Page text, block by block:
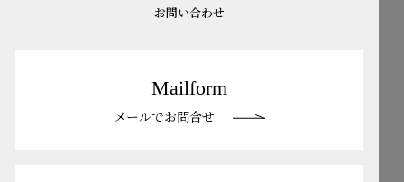
お問い合わせ
Mailform
メールでお問合せ